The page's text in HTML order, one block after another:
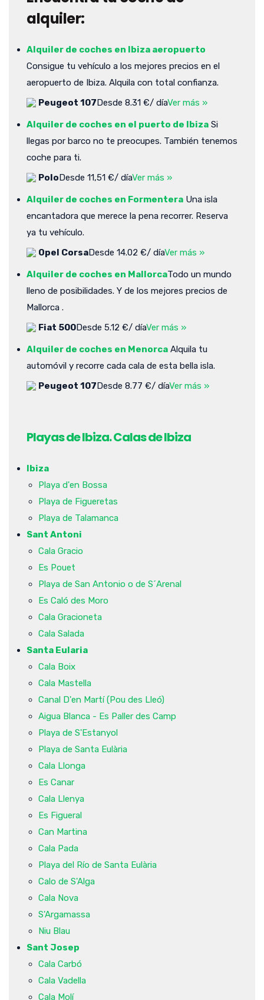
alquiler:
Alquiler de coches en Ibiza aeropuerto
Consigue tu vehículo a los mejores precios en el
aeropuerto de Ibiza. Alquila con total confianza.
Peugeot 107Desde 8.31 €/ díaVer más »
Alquiler de coches en el puerto de Ibiza Si
llegas por barco no te preocupes. También tenemos
coche para ti.
PoloDesde 11,51 €/ díaVer más »
Alquiler de coches en Formentera Una isla
encantadora que merece la pena recorrer. Reserva
ya tu vehículo.
Opel CorsaDesde 14.02 €/ díaVer más »
Alquiler de coches en MallorcaTodo un mundo
lleno de posibilidades. Y de los mejores precios de
Mallorca .
Fiat 500Desde 5.12 €/ díaVer más »
Alquiler de coches en Menorca Alquila tu
automóvil y recorre cada cala de esta bella isla.
Peugeot 107Desde 8.77 €/ díaVer más »
Playas de Ibiza. Calas de Ibiza
Ibiza
Playa d'en Bossa
Playa de Figueretas
Playa de Talamanca
Sant Antoni
Cala Gracio
Es Pouet
Playa de San Antonio o de S´Arenal
Es Caló des Moro
Cala Gracioneta
Cala Salada
Santa Eularia
Cala Boix
Cala Mastella
Canal D'en Martí (Pou des Lleó)
Aigua Blanca - Es Paller des Camp
Playa de S'Estanyol
Playa de Santa Eulària
Cala Llonga
Es Canar
Cala Llenya
Es Figueral
Can Martina
Cala Pada
Playa del Río de Santa Eulària
Calo de S'Alga
Cala Nova
S'Argamassa
Niu Blau
Sant Josep
Cala Carbó
Cala Vadella
Cala Molí